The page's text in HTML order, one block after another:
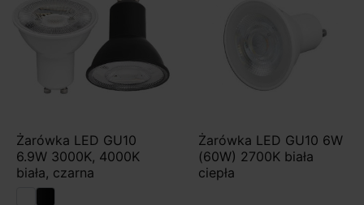
Żarówka LED GU10
6.9W 3000K, 4000K
biała, czarna
Żarówka LED GU10 6W
(60W) 2700K biała
ciepła